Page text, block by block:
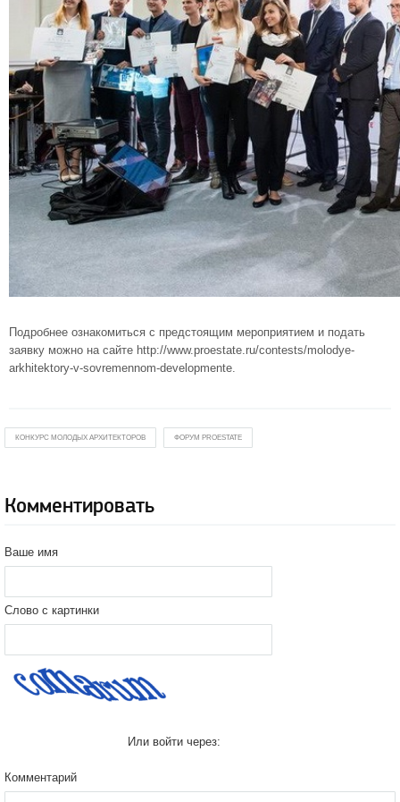
Подробнее ознакомиться с предстоящим мероприятием и подать
заявку можно на сайте http://www.proestate.ru/contests/molodye-
arkhitektory-v-sovremennom-developmente.
КОНКУРС МОЛОДЫХ АРХИТЕКТОРОВ ФОРУМ PROESTATE
Комментировать
Ваше имя
Слово с картинки
Или войти через:
Комментарий